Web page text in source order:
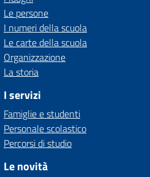
Le persone
I numeri della scuola
Le carte della scuola
Organizzazione
La storia
I servizi
Famiglie e studenti
Personale scolastico
Percorsi di studio
Le novità